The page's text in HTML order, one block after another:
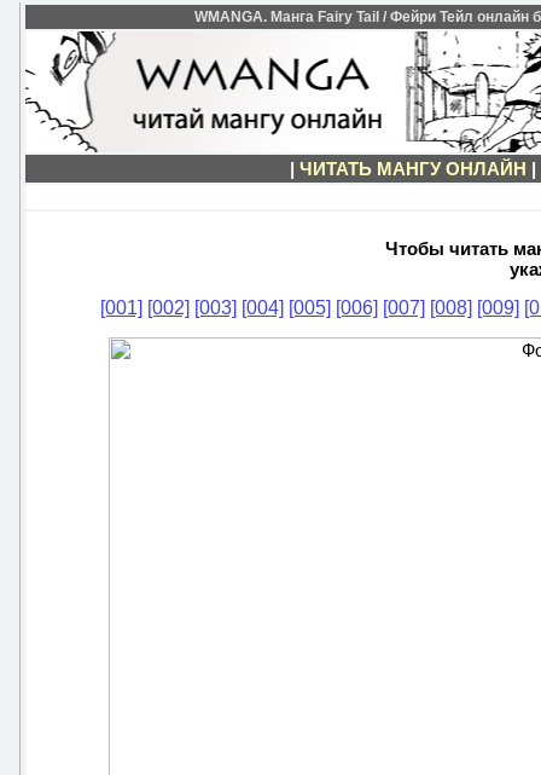
WMANGA. Манга Fairy Tail / Фейри Тейл онлайн
| ЧИТАТЬ МАНГУ ОНЛАЙН |
Чтобы читать
[001] [002] [003] [004] [005] [006] [007] [008] [009]